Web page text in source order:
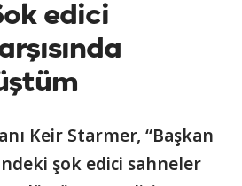
edici
Keir Starmer, “Başkan
şok edici sahneler